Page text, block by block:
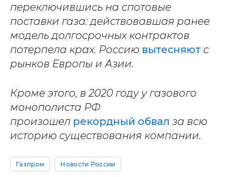
переключившись на спотовые
поставки газа: действовавшая ранее
модель долгосрочных контрактов
потерпела крах. Россию вытесняют с
рынков Европы и Азии.
Кроме этого, в 2020 году у газового
монополиста РФ
произошел рекордный обвал за всю
историю существования компании.
Газпром Новости России